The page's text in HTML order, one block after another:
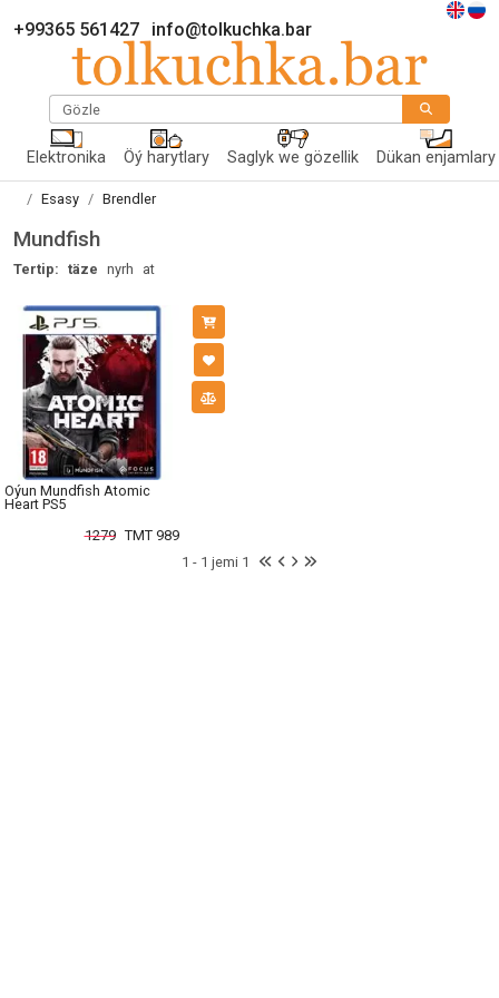
+99365 561427 info@tolkuchka.bar
Gözle
Elektronika Öý harytlary Saglyk we gözellik Dükan enjamlary
Esasy Brendler
Mundfish
Tertip: täze nyrh at
Oýun Mundfish Atomic
Heart PS5
1279 TMT 989
1 - 1 jemi 1